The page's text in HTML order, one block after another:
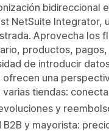
bidireccional
NetSuite Integrator,
Aprovecha los
productos,
de introducir
una
tiendas:
y
B2B y mayorista: